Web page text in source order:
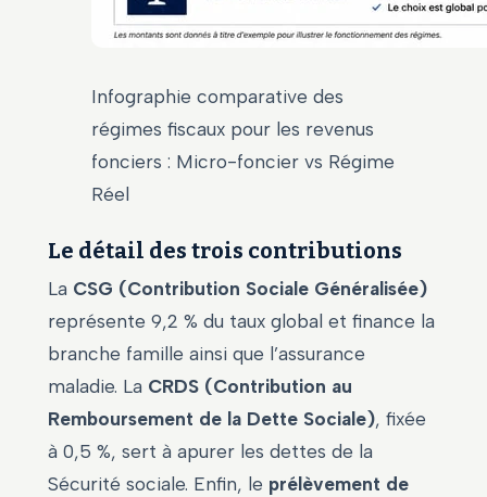
Infographie comparative des
régimes fiscaux pour les revenus
fonciers : Micro-foncier vs Régime
Réel
Le détail des trois contributions
La CSG (Contribution Sociale Généralisée)
représente 9,2 % du taux global et finance la
branche famille ainsi que l’assurance
maladie. La CRDS (Contribution au
Remboursement de la Dette Sociale), fixée
à 0,5 %, sert à apurer les dettes de la
Sécurité sociale. Enfin, le prélèvement de